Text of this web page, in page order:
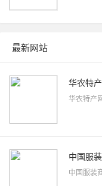
最新网站
华农特
华农特产
艺品等,致
中国服
中国服装